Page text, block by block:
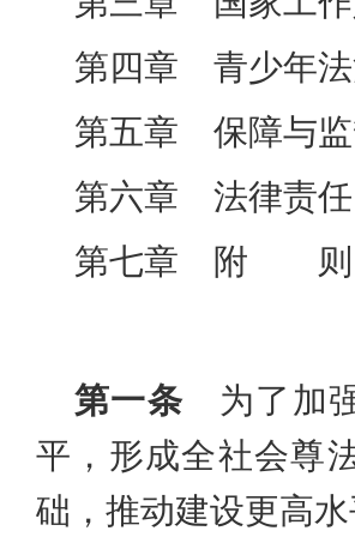
第四章 青少年法
第五章 保障与
第六章 法律责任
第七章 附 则
第一条 为了加
平，形成全社会尊
础，推动建设更高